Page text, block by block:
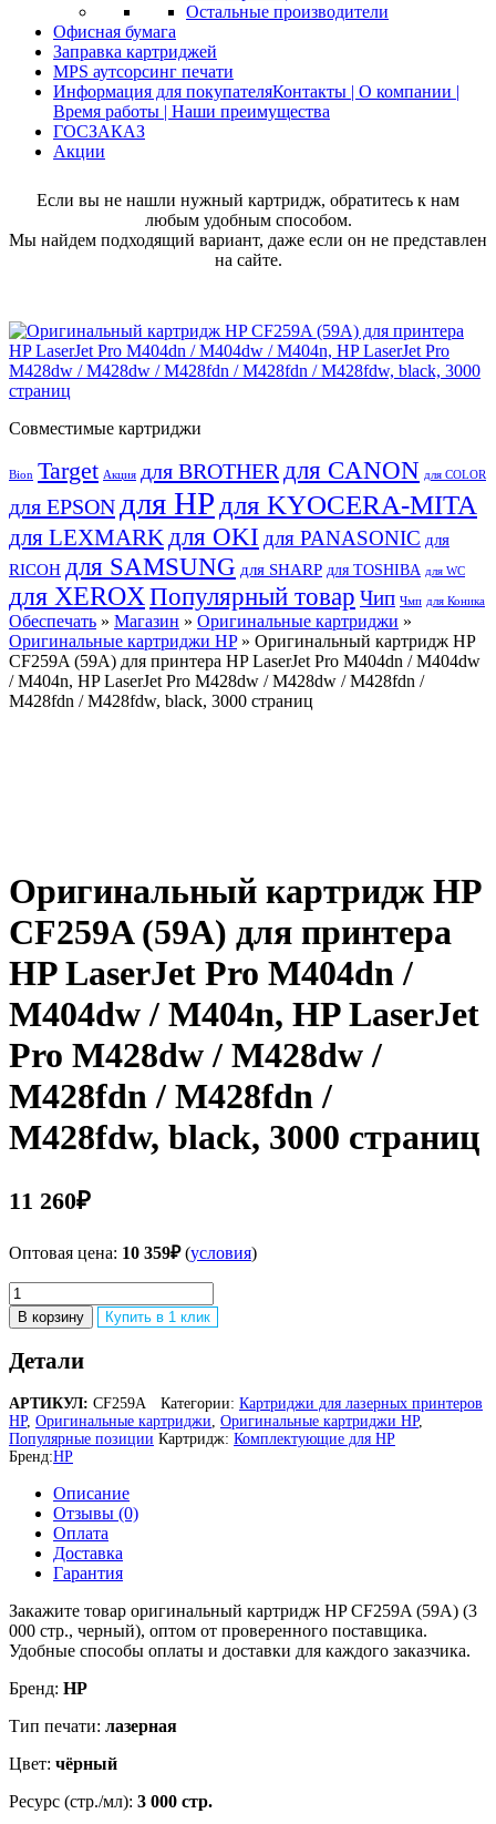
Остальные производители
Офисная бумага
Заправка картриджей
MPS аутсорсинг печати
Информация для покупателяКонтакты | О компании |
Время работы | Наши преимущества
ГОСЗАКАЗ
Акции
Если вы не нашли нужный картридж, обратитесь к нам
любым удобным способом.
Мы найдем подходящий вариант, даже если он не представлен
на сайте.
Совместимые картриджи
Bion Target Акция для BROTHER для CANON для COLOR
для EPSON для HP для KYOCERA-MITA
для LEXMARK для OKI для PANASONIC для
RICOH для SAMSUNG для SHARP для TOSHIBA для WC
для XEROX Популярный товар Чип Чмп для Коника
Обеспечать » Магазин » Оригинальные картриджи »
Оригинальные картриджи HP» Оригинальный картридж HP
CF259A (59A) для принтера HP LaserJet Pro M404dn / M404dw
/ M404n, HP LaserJet Pro M428dw / M428dw / M428fdn /
M428fdn / M428fdw, black, 3000 страниц
Оригинальный картридж HP
CF259A (59A) для принтера
HP LaserJet Pro M404dn /
M404dw / M404n, HP LaserJet
Pro M428dw / M428dw /
M428fdn / M428fdn /
M428fdw, black, 3000 страниц
11 260₽
Оптовая цена: 10 359₽(условия)
Количество
товара
Оригинальный
картридж
HP
(59A)
для
принтера
HP
LaserJet
M404dn
M404dw
M404n,
HP
LaserJet
M428dw
M428dw
M428fdn
M428fdn
В корзину Купить в 1 клик
Детали
АРТИКУЛ: CF259A Категории: Картриджи для лазерных принтеров
HP, Оригинальные картриджи Оригинальные картриджи HP,
Популярные позиции Картридж: Комплектующие для HP
Бренд:HP
Описание
Отзывы (0)
Оплата
Доставка
Гарантия
Закажите товар оригинальный картридж HP CF259A (59A) (3
000 стр., черный), оптом от проверенного поставщика.
Удобные способы оплаты и доставки для каждого заказчика.
Бренд: HP
Тип печати: лазерная
Цвет: чёрный
Ресурс (стр./мл): 3 000 стр.